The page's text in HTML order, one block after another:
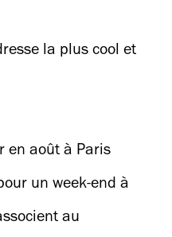
la plus cool et
en août à Paris
un week-end à
au